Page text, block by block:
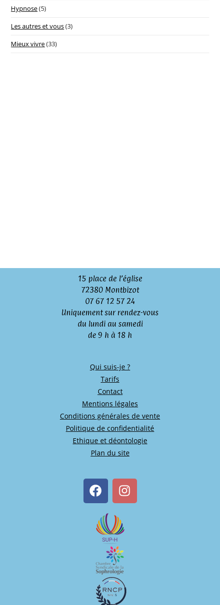
Hypnose(5)
Les autres et vous(3)
Mieux vivre(33)
15 place de l’église
72380 Montbizot
07 67 12 57 24
Uniquement sur rendez-vous
du lundi au samedi
de 9 h à 18 h
Qui suis-je ?
Tarifs
Contact
Mentions légales
Conditions générales de vente
Politique de confidentialité
Ethique et déontologie
Plan du site